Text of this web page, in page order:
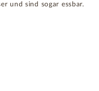
und sind sogar essbar.